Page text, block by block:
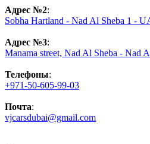
Адрес №2:
Sobha Hartland - Nad Al Sheba 1 -
Адрес №3:
Manama street, Nad Al Sheba - Nad
Телефоны:
+971-50-605-99-03
Почта:
vjcarsdubai@gmail.com